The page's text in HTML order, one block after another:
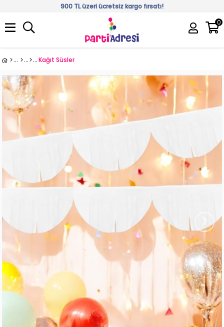
900 TL üzeri ücretsiz kargo fırsatı!
0
Kağıt Süsler
›